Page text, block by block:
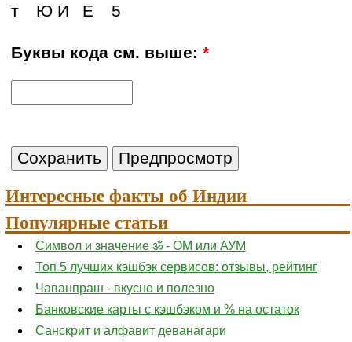
5
Ю
т Е
И
Буквы кода см. выше:*
Интересные факты об Индии
Популярные статьи
Символ и значение ॐ - ОМ или АУМ
Топ 5 лучших кэшбэк сервисов: отзывы, рейтинг
Чаванпраш - вкусно и полезно
Банковские карты с кэшбэком и % на остаток
Санскрит и алфавит деванагари